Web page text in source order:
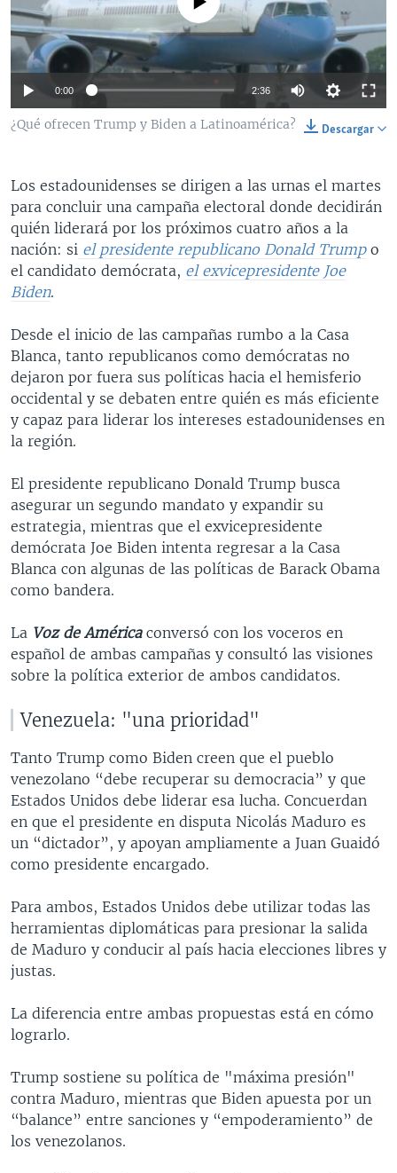
VENEZUELA
BRASIL
NICARAGUA
ECONOMÍA
ENTRETENIMIENTO Y CULTURA
DEPORTES
MULTIMEDIA
VIDEOS
AUDIOS
PROGRAMAS TV
FORO INTERAMERICANO
PANORAMA
AVANCE INFORMATIVO
ESTADOS UNIDOS AL DÍA
EL MUNDO AL DÍA [RADIO]
FORO [RADIO]
DEPORTIVO INTERNACIONAL
NOTA ECONÓMICA
ENTRETENIMIENTO
DIRECT
Learning English
SÍGANOS
0:00 2:36
Descargar
¿Qué ofrecen Trump y Biden a Latinoamérica?
Los estadounidenses se dirigen a las urnas el martes
para concluir una campaña electoral donde decidirán
quién liderará por los próximos cuatro años a la
nación: si el presidente republicano Donald Trumpo
el candidato demócrata, el exvicepresidente Joe
Biden.
Desde el inicio de las campañas rumbo a la Casa
Blanca, tanto republicanos como demócratas no
dejaron por fuera sus políticas hacia el hemisferio
occidental y se debaten entre quién es más eficiente
y capaz para liderar los intereses estadounidenses en
la región.
El presidente republicano Donald Trump busca
asegurar un segundo mandato y expandir su
estrategia, mientras que el exvicepresidente
demócrata Joe Biden intenta regresar a la Casa
Blanca con algunas de las políticas de Barack Obama
como bandera.
La Voz de Américaconversó con los voceros en
español de ambas campañas y consultó las visiones
sobre la política exterior de ambos candidatos.
Venezuela: "una prioridad"
Tanto Trump como Biden creen que el pueblo
venezolano “debe recuperar su democracia” y que
Estados Unidos debe liderar esa lucha. Concuerdan
en que el presidente en disputa Nicolás Maduro es
un “dictador”, y apoyan ampliamente a Juan Guaidó
como presidente encargado.
Para ambos, Estados Unidos debe utilizar todas las
herramientas diplomáticas para presionar la salida
de Maduro y conducir al país hacia elecciones libres y
justas.
La diferencia entre ambas propuestas está en cómo
lograrlo.
Trump sostiene su política de "máxima presión"
contra Maduro, mientras que Biden apuesta por un
“balance” entre sanciones y “empoderamiento” de
los venezolanos.